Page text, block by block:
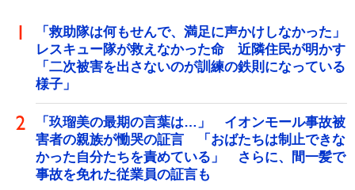
「救助隊は何もせんで、満足に声かけしなかった」
レスキュー隊が救えなかった命 近隣住民が明かす
「二次被害を出さないのが訓練の鉄則になっている
様子」
「玖瑠美の最期の言葉は…」 イオンモール事故被
害者の親族が慟哭の証言 「おばたちは制止できな
かった自分たちを責めている」 さらに、間一髪で
事故を免れた従業員の証言も